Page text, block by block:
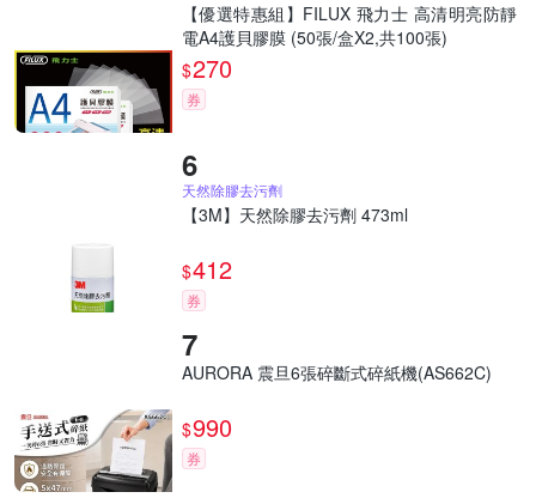
【優選特惠組】FILUX 飛力士 高清明亮防靜
電A4護貝膠膜 (50張/盒X2,共100張)
$270
券
天然除膠去污劑
【3M】天然除膠去污劑 473ml
$412
券
AURORA 震旦6張碎斷式碎紙機(AS662C)
$990
券